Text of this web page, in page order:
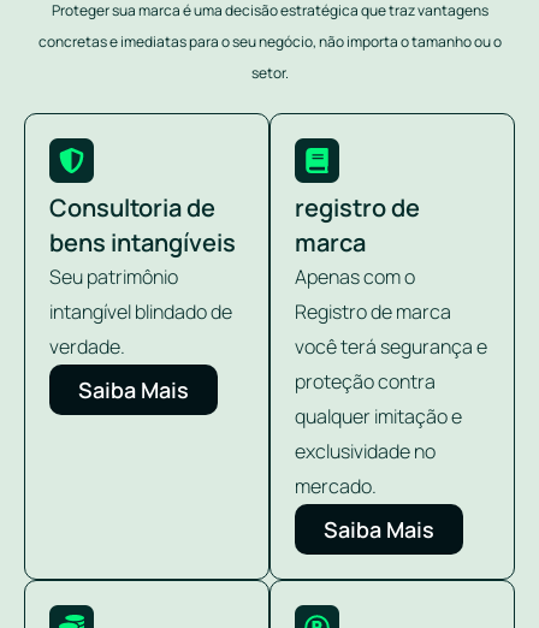
Proteger sua marca é uma decisão estratégica que traz vantagens
concretas e imediatas para o seu negócio, não importa o tamanho ou o
setor.
Consultoria de
bens intangíveis
Seu patrimônio
intangível blindado de
verdade.
Saiba Mais
registro de
marca
Apenas com o
Registro de marca
você terá segurança e
proteção contra
qualquer imitação e
exclusividade no
mercado.
Saiba Mais